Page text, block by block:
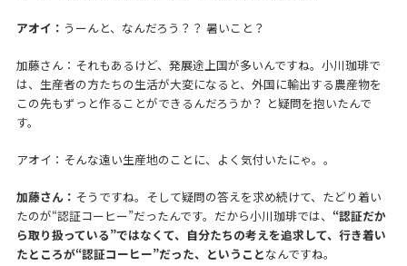
アオイ： うーんと、なんだろう？？ 暑いこと？
加藤さん：それもあるけど、発展途上国が多いんですね。小川珈琲で
は、生産者の方たちの生活が大変になると、外国に輸出する農産物を
この先もずっと作ることができるんだろうか？ と疑問を抱いたんで
す。
アオイ：そんな遠い生産地のことに、よく気付いたにゃ。。
加藤さん： そうですね。そして疑問の答えを求め続けて、たどり着い
たのが“認証コーヒー”だったんです。だから小川珈琲では、 “認証だか
ら取り扱っている”ではなくて、自分たちの考えを追求して、行き着い
たところが“認証コーヒー”だった、ということなんですね。